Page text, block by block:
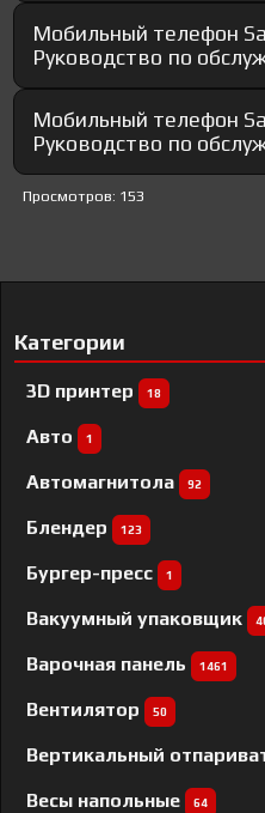
Мобильный телефон
Руководство по
Мобильный телефон
Руководство по
Просмотров: 153
Категории
3D принтер 18
Авто 1
Автомагнитола 92
Блендер 123
Бургер-пресс 1
Вакуумный упаковщик
Варочная панель 1461
Вентилятор 50
Вертикальный
Весы напольные 64